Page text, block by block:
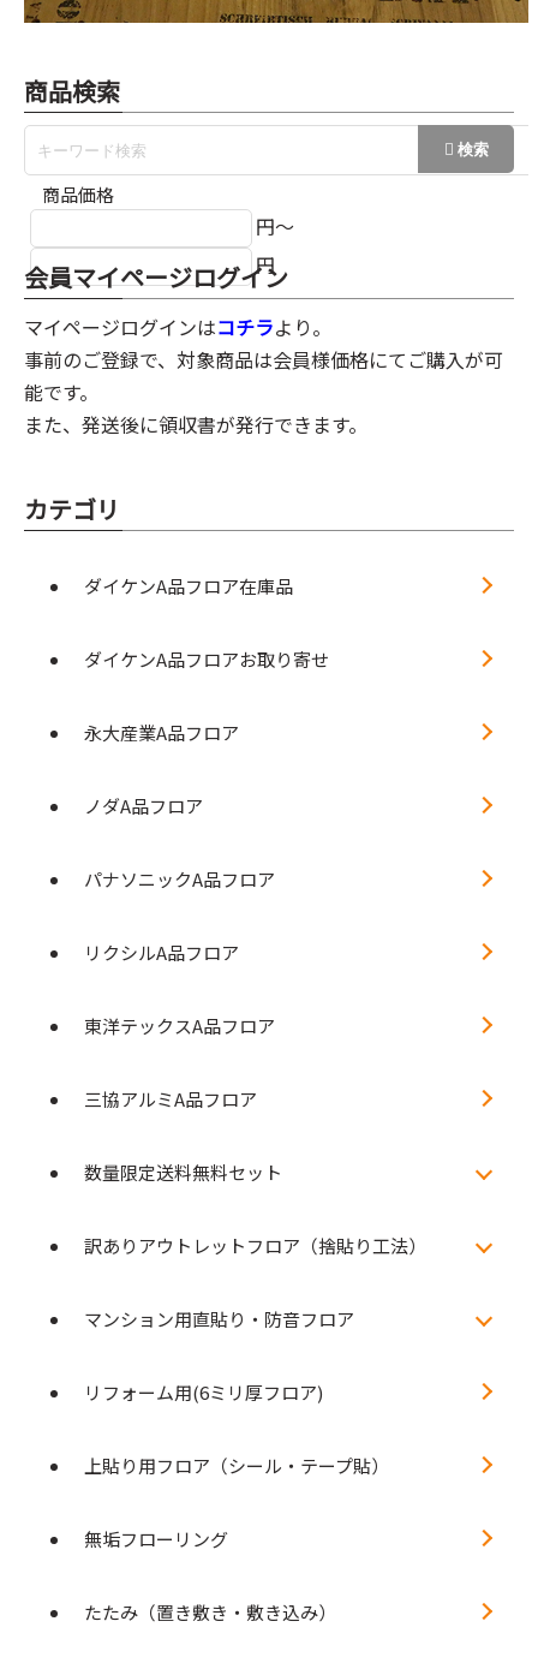
商品検索
商品価格
円～
円
会員マイページログイン
マイページログインはコチラより。
事前のご登録で、対象商品は会員様価格にてご購入が可
能です。
また、発送後に領収書が発行できます。
カテゴリ
ダイケンA品フロア在庫品
ダイケンA品フロアお取り寄せ
永大産業A品フロア
ノダA品フロア
パナソニックA品フロア
リクシルA品フロア
東洋テックスA品フロア
三協アルミA品フロア
数量限定送料無料セット
訳ありアウトレットフロア（捨貼り工法）
マンション用直貼り・防音フロア
リフォーム用(6ミリ厚フロア)
上貼り用フロア（シール・テープ貼）
無垢フローリング
たたみ（置き敷き・敷き込み）